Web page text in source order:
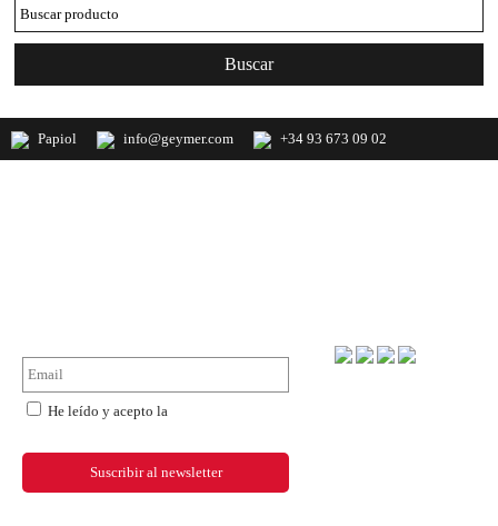
Papiol info@geymer.com +34 93 673 09 02
He leído y acepto la